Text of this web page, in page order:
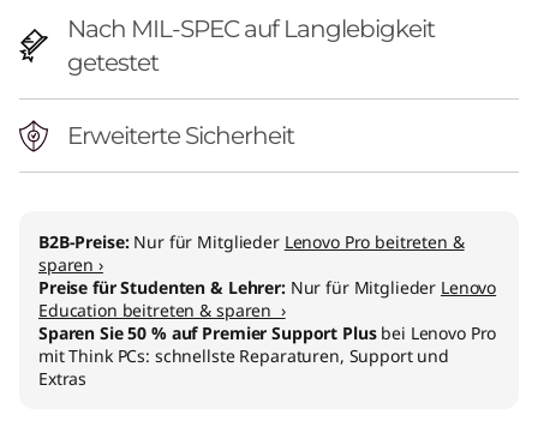
Nach MIL-SPEC auf Langlebigkeit
getestet
Erweiterte Sicherheit
B2B-Preise: Nur für Mitglieder Lenovo Pro beitreten &
sparen ›
Preise für Studenten & Lehrer: Nur für Mitglieder Lenovo
Education beitreten & sparen ›
Sparen Sie 50 % auf Premier Support Plusbei Lenovo Pro
mit Think PCs: schnellste Reparaturen, Support und
Extras